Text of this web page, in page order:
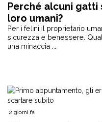
Perché alcuni gatti
loro umani?
Per i felini il proprietario
sicurezza e benessere.
una minaccia ...
2 giorni fa